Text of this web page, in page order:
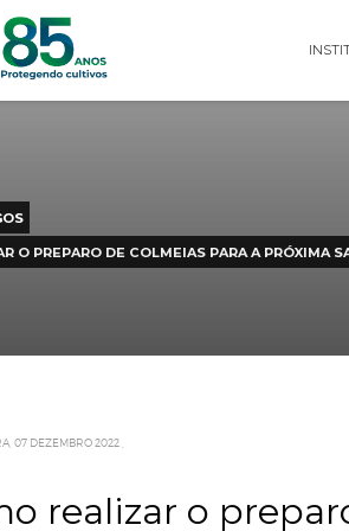
ARTIGOS
O PREPARO DE COLMEIAS PARA
FEIRA, 07 DEZEMBRO 2022,